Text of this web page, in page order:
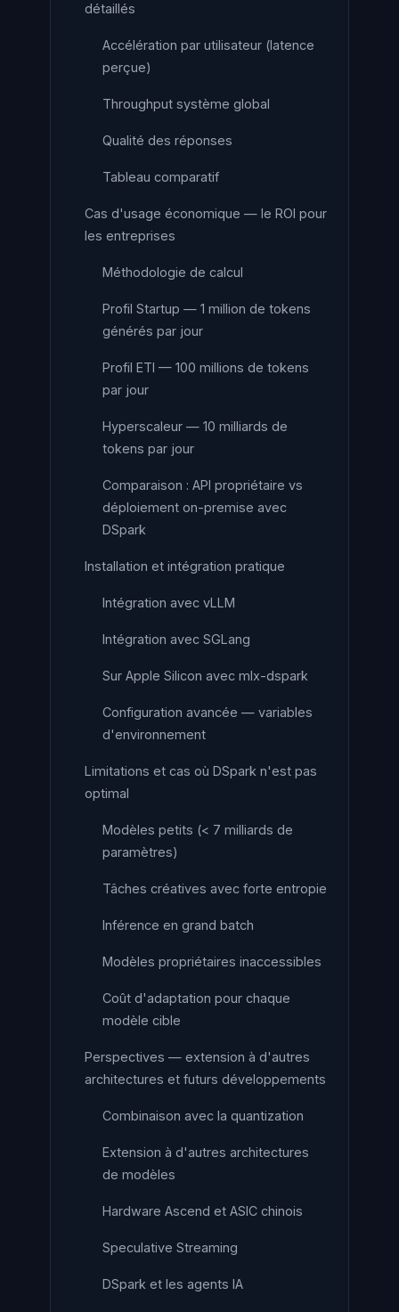
détaillés
Accélération par utilisateur (latence
perçue)
Throughput système global
Qualité des réponses
Tableau comparatif
Cas d'usage économique — le ROI pour
les entreprises
Méthodologie de calcul
Profil Startup — 1 million de tokens
générés par jour
Profil ETI — 100 millions de tokens
par jour
Hyperscaleur — 10 milliards de
tokens par jour
Comparaison : API propriétaire vs
déploiement on-premise avec
DSpark
Installation et intégration pratique
Intégration avec vLLM
Intégration avec SGLang
Sur Apple Silicon avec mlx-dspark
Configuration avancée — variables
d'environnement
Limitations et cas où DSpark n'est pas
optimal
Modèles petits (< 7 milliards de
paramètres)
Tâches créatives avec forte entropie
Inférence en grand batch
Modèles propriétaires inaccessibles
Coût d'adaptation pour chaque
modèle cible
Perspectives — extension à d'autres
architectures et futurs développements
Combinaison avec la quantization
Extension à d'autres architectures
de modèles
Hardware Ascend et ASIC chinois
Speculative Streaming
DSpark et les agents IA